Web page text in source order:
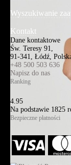
Wyszukiwanie
Kontakt
Dane kontaktowe
Św. Teresy 91,
91-341, Łódź,
+48 500 503 636
Napisz do nas
Ranking
4.95
Na podstawie 1825
Bezpieczne płatności